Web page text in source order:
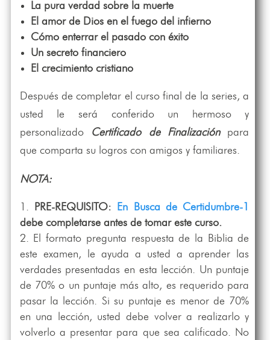
La pura verdad sobre la muerte
El amor de Dios en el fuego del infierno
Cómo enterrar el pasado con éxito
Un secreto financiero
El crecimiento cristiano
Después de completar el curso final de la series, a
usted le será conferido un hermoso y
personalizado
Certificado de Finalizaciónpara
que comparta su logros con amigos y familiares.
NOTA:
PRE-REQUISITO:
En Busca de Certidumbre-1
debe completarse antes de tomar este curso.
El formato pregunta respuesta de la Biblia de
este examen, le ayuda a usted a aprender las
verdades presentadas en esta lección. Un puntaje
de 70% o un puntaje más alto, es requerido para
pasar la lección. Si su puntaje es menor de 70%
en una lección, usted debe volver a realizarlo y
volverlo a presentar para que sea calificado. No